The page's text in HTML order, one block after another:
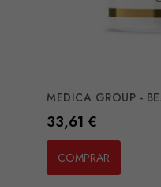
MEDICA GROUP -
Preço
33,61 €
COMPRAR